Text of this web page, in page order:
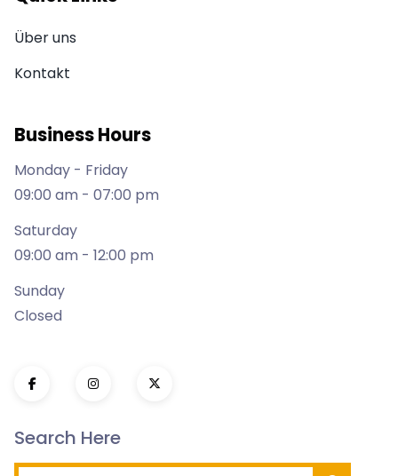
Über uns
Kontakt
Business Hours
Monday - Friday
09:00 am - 07:00 pm
Saturday
09:00 am - 12:00 pm
Sunday
Closed
Search Here